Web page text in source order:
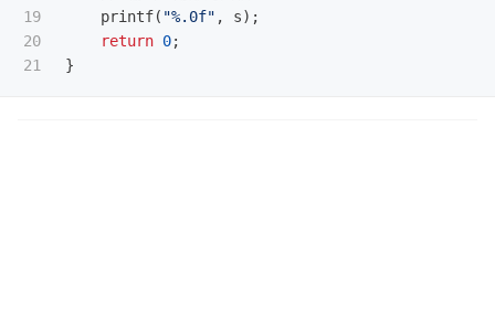
19
20
printf( "%.0f" , s);
return 0;
}